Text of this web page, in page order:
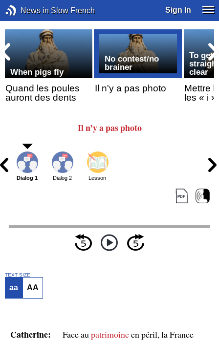
News in Slow French Sign In
When pigs fly
Quand les poules
auront des dents
No contest/no
brainer
Il n'y a pas photo
To get
clear
Mettre
les « i »
Il n’y a pas photo
Dialog 1 Dialog 2 Lesson
TEXT SIZE
aa AA
Catherine: Face au patrimoineen péril, la France